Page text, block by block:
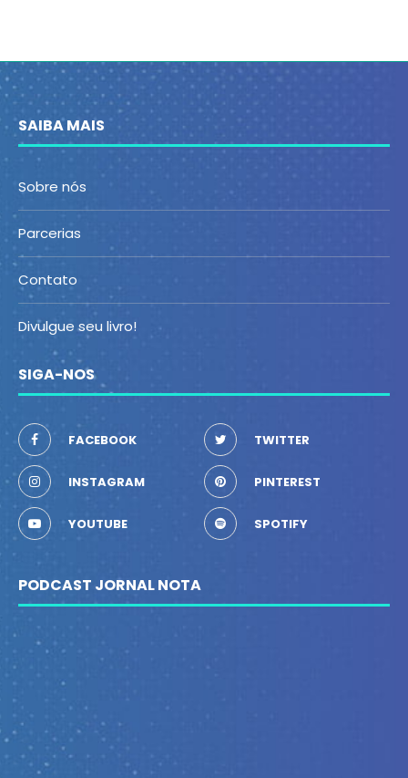
SAIBA MAIS
Sobre nós
Parcerias
Contato
Divulgue seu livro!
SIGA-NOS
FACEBOOK TWITTER
INSTAGRAM PINTEREST
YOUTUBE SPOTIFY
PODCAST JORNAL NOTA